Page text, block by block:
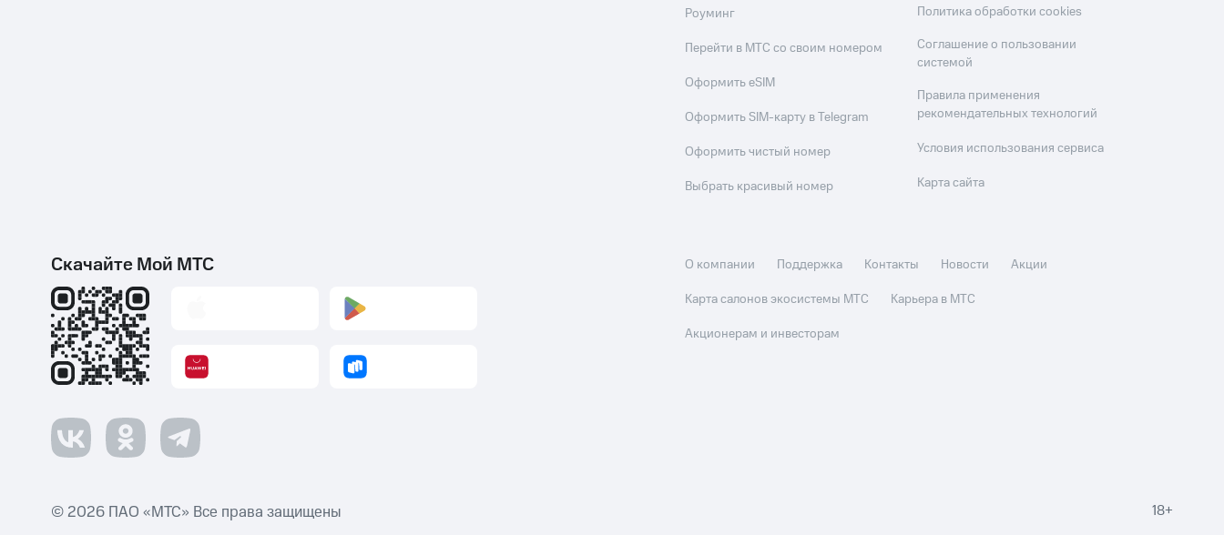
Роуминг
Перейти в МТС со своим номером
Оформить eSIM
Оформить SIM-карту в Telegram
Оформить чистый номер
Выбрать красивый номер
Политика обработки cookies
Соглашение о пользовании
системой
Правила применения
рекомендательных технологий
Условия использования сервиса
Карта сайта
Скачайте Мой МТС О компании Поддержка Контакты Новости
Акции
Карта салонов экосистемы МТС
Карьера в МТС
Акционерам и инвесторам
© 2026 ПАО «МТС» Все права защищены 18+